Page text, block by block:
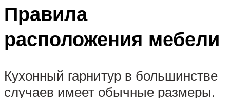
Правила
расположения мебели
Кухонный гарнитур в большинстве
случаев имеет обычные размеры.